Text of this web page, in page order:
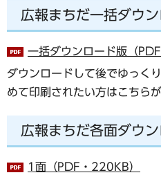
広報まちだ一括ダウ
一括ダウンロード版（
ダウンロードして後でゆっく
めて印刷されたい方はこちらが
広報まちだ各面ダウ
1面（PDF・220KB）